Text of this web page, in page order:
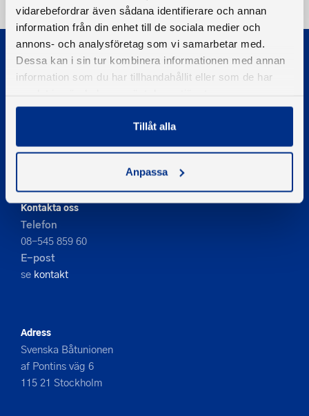
vidarebefordrar även sådana identifierare och annan
information från din enhet till de sociala medier och
annons- och analysföretag som vi samarbetar med.
Dessa kan i sin tur kombinera informationen med annan
information som du har tillhandahållit eller som de har
Tillåt alla
Anpassa
© 2026 - Svenska Båtunionen
Kontakta oss
Telefon
08-545 859 60
E-post
se kontakt
Adress
Svenska Båtunionen
af Pontins väg 6
115 21 Stockholm